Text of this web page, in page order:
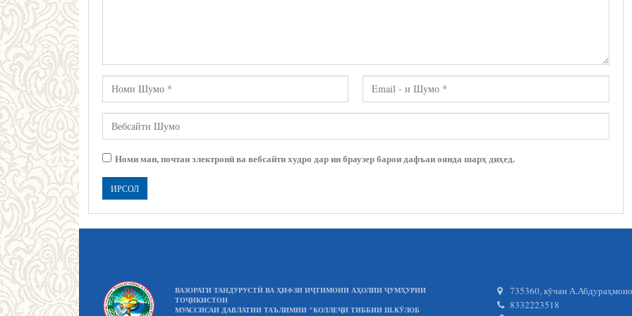
Номи ман, почтаи электронӣ ва вебсайти худро дар ин браузер барои дафъаи оянда шарҳ диҳед.
ВАЗОРАТИ ТАНДУРУСТӢ ВА ҲИФЗИ ИҶТИМОИИ АҲОЛИИ ҶУМҲУРИИ
ТОҶИКИСТОН
МУАССИСАИ ДАВЛАТИИ ТАЪЛИМИИ "КОЛЛЕҶИ ТИББИИ Ш.КӮЛОБ
735360, кӯчаи
8332223518